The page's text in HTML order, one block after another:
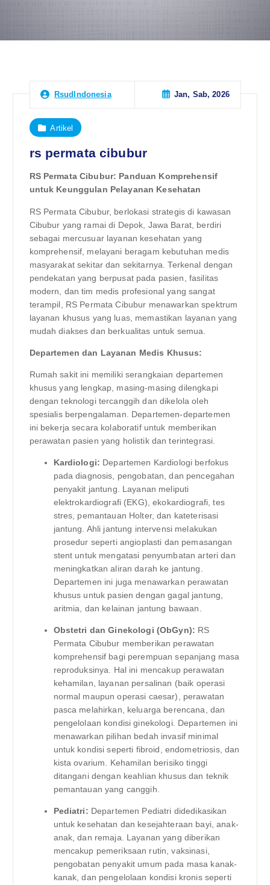
RsudIndonesia Jan, Sab, 2026
Artikel
rs permata cibubur
RS Permata Cibubur: Panduan Komprehensif
untuk Keunggulan Pelayanan Kesehatan
RS Permata Cibubur, berlokasi strategis di kawasan
Cibubur yang ramai di Depok, Jawa Barat, berdiri
sebagai mercusuar layanan kesehatan yang
komprehensif, melayani beragam kebutuhan medis
masyarakat sekitar dan sekitarnya. Terkenal dengan
pendekatan yang berpusat pada pasien, fasilitas
modern, dan tim medis profesional yang sangat
terampil, RS Permata Cibubur menawarkan spektrum
layanan khusus yang luas, memastikan layanan yang
mudah diakses dan berkualitas untuk semua.
Departemen dan Layanan Medis Khusus:
Rumah sakit ini memiliki serangkaian departemen
khusus yang lengkap, masing-masing dilengkapi
dengan teknologi tercanggih dan dikelola oleh
spesialis berpengalaman. Departemen-departemen
ini bekerja secara kolaboratif untuk memberikan
perawatan pasien yang holistik dan terintegrasi.
Kardiologi: Departemen Kardiologi berfokus
pada diagnosis, pengobatan, dan pencegahan
penyakit jantung. Layanan meliputi
elektrokardiografi (EKG), ekokardiografi, tes
stres, pemantauan Holter, dan kateterisasi
jantung. Ahli jantung intervensi melakukan
prosedur seperti angioplasti dan pemasangan
stent untuk mengatasi penyumbatan arteri dan
meningkatkan aliran darah ke jantung.
Departemen ini juga menawarkan perawatan
khusus untuk pasien dengan gagal jantung,
aritmia, dan kelainan jantung bawaan.
Obstetri dan Ginekologi (ObGyn): RS
Permata Cibubur memberikan perawatan
komprehensif bagi perempuan sepanjang masa
reproduksinya. Hal ini mencakup perawatan
kehamilan, layanan persalinan (baik operasi
normal maupun operasi caesar), perawatan
pasca melahirkan, keluarga berencana, dan
pengelolaan kondisi ginekologi. Departemen ini
menawarkan pilihan bedah invasif minimal
untuk kondisi seperti fibroid, endometriosis, dan
kista ovarium. Kehamilan berisiko tinggi
ditangani dengan keahlian khusus dan teknik
pemantauan yang canggih.
Pediatri: Departemen Pediatri didedikasikan
untuk kesehatan dan kesejahteraan bayi, anak-
anak, dan remaja. Layanan yang diberikan
mencakup pemeriksaan rutin, vaksinasi,
pengobatan penyakit umum pada masa kanak-
kanak, dan pengelolaan kondisi kronis seperti